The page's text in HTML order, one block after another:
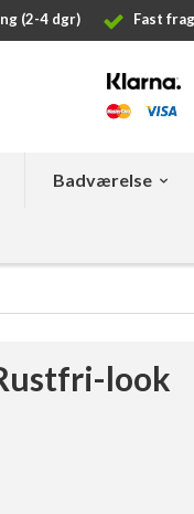
(2-4 dgr) Fast
Badværelse
look